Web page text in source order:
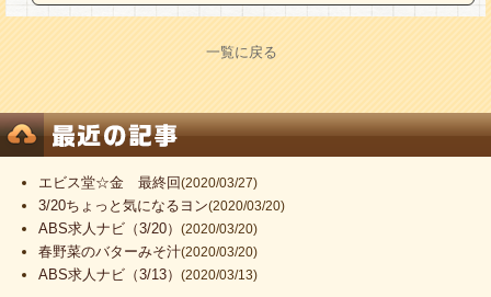
一覧に戻る
エビス堂☆金 最終回(2020/03/27)
3/20ちょっと気になるヨン(2020/03/20)
ABS求人ナビ（3/20）(2020/03/20)
春野菜のバターみそ汁(2020/03/20)
ABS求人ナビ（3/13）(2020/03/13)